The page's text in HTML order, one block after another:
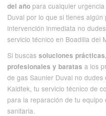
del año para cualquier
Duval por lo que si tienes
intervención inmediata no
servicio técnico en Boadilla del
Si buscas soluciones
profesionales y baratas a los
de gas Saunier Duval no
Kaldtek, tu servicio técnico de
para la reparación de tu
sanitaria.